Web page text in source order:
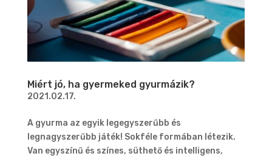
Miért jó, ha gyermeked gyurmázik?
2021.02.17.
A gyurma az egyik legegyszerűbb és
legnagyszerűbb játék! Sokféle formában létezik.
Van egyszínű és színes, süthető és intelligens,